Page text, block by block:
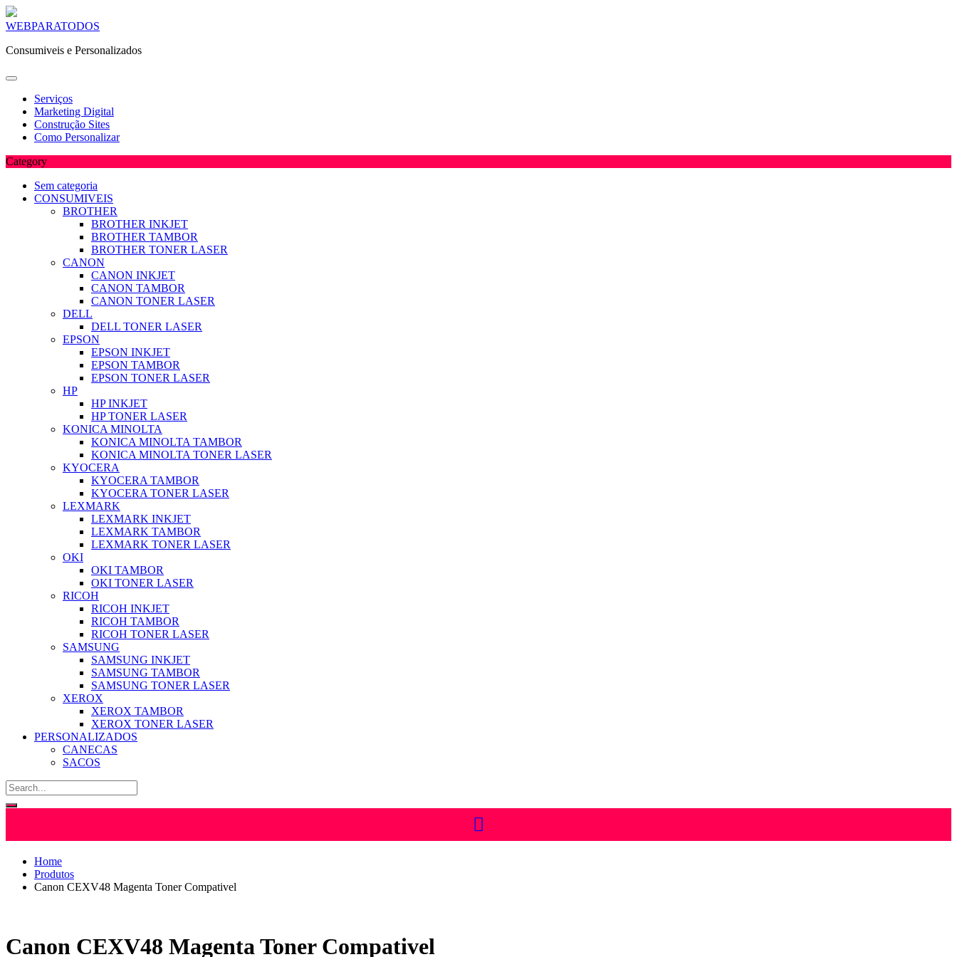
Skip
content
WEBPARATODOS
Consumiveis e Personalizados
Serviços
Marketing Digital
Construção Sites
Como Personalizar
Category
Sem categoria
CONSUMIVEIS
BROTHER
BROTHER INKJET
BROTHER TAMBOR
BROTHER TONER LASER
CANON
CANON INKJET
CANON TAMBOR
CANON TONER LASER
DELL
DELL TONER LASER
EPSON
EPSON INKJET
EPSON TAMBOR
EPSON TONER LASER
HP
HP INKJET
HP TONER LASER
KONICA MINOLTA
KONICA MINOLTA TAMBOR
KONICA MINOLTA TONER LASER
KYOCERA
KYOCERA TAMBOR
KYOCERA TONER LASER
LEXMARK
LEXMARK INKJET
LEXMARK TAMBOR
LEXMARK TONER LASER
OKI
OKI TAMBOR
OKI TONER LASER
RICOH
RICOH INKJET
RICOH TAMBOR
RICOH TONER LASER
SAMSUNG
SAMSUNG INKJET
SAMSUNG TAMBOR
SAMSUNG TONER LASER
XEROX
XEROX TAMBOR
XEROX TONER LASER
PERSONALIZADOS
CANECAS
SACOS
Home
Produtos
Canon CEXV48 Magenta Toner Compativel
Canon CEXV48 Magenta Toner Compativel